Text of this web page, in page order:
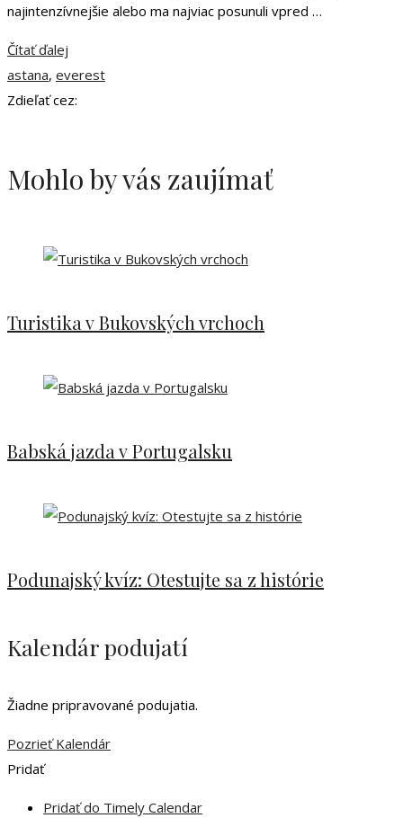
najintenzívnejšie alebo ma najviac posunuli vpred …
Čítať ďalej
astana, everest
Zdieľať cez:
Mohlo by vás zaujímať
Turistika v Bukovských vrchoch
Babská jazda v Portugalsku
Podunajský kvíz: Otestujte sa z histórie
Kalendár podujatí
Žiadne pripravované podujatia.
Pozrieť Kalendár
Pridať
Pridať do Timely Calendar